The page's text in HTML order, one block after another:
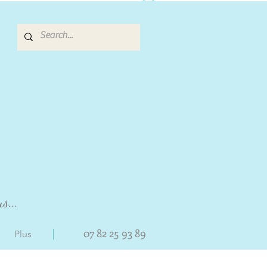
Plus | 07 82 25 93 89